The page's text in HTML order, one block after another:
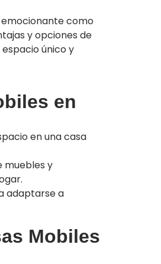
emocionante como
y opciones de
único y
en
en una casa
muebles y
adaptarse a
Mobiles